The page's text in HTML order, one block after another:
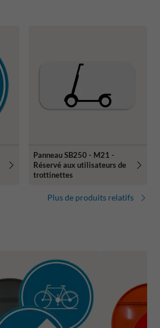
Panneau SB250 - M21 -
Réservé aux utilisateurs de
trottinettes
Plus de produits relatifs